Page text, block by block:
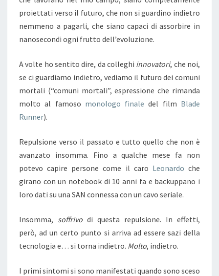
proiettati verso il futuro, che non si guardino indietro
nemmeno a pagarli, che siano capaci di assorbire in
nanosecondi ogni frutto dell’evoluzione.
A volte ho sentito dire, da colleghi innovatori, che noi,
se ci guardiamo indietro, vediamo il futuro dei comuni
mortali (“comuni mortali”, espressione che rimanda
molto al famoso monologo finale del film Blade
Runner).
Repulsione verso il passato e tutto quello che non è
avanzato insomma. Fino a qualche mese fa non
potevo capire persone come il caro Leonardo che
girano con un notebook di 10 anni fa e backuppano i
loro dati su una SAN connessa con un cavo seriale.
Insomma, soffrivo di questa repulsione. In effetti,
però, ad un certo punto si arriva ad essere sazi della
tecnologia e… si torna indietro. Molto, indietro.
I primi sintomi si sono manifestati quando sono sceso